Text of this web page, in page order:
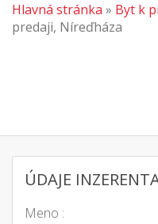
Hlavná stránka » Byt k
predaji, Níreďháza
ÚDAJE
Meno :